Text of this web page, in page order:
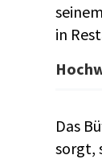
in
Das
sorgt,